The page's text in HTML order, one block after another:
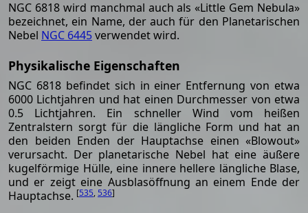
NGC 6818 wird manchmal auch als «Little Gem Nebula»
bezeichnet, ein Name, der auch für den Planetarischen
Nebel NGC 6445verwendet wird.
Physikalische Eigenschaften
NGC 6818 befindet sich in einer Entfernung von etwa
6000 Lichtjahren und hat einen Durchmesser von etwa
0.5 Lichtjahren. Ein schneller Wind vom heißen
Zentralstern sorgt für die längliche Form und hat an
den beiden Enden der Hauptachse einen «Blowout»
verursacht. Der planetarische Nebel hat eine äußere
kugelförmige Hülle, eine innere hellere längliche Blase,
und er zeigt eine Ausblasöffnung an einem Ende der
Hauptachse. [535,536]